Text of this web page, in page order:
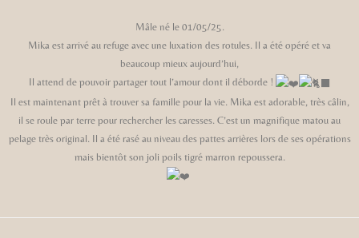
Mâle né le 01/05/25.
Mika est arrivé au refuge avec une luxation des rotules. Il a été opéré et va
beaucoup mieux aujourd’hui,
Il attend de pouvoir partager tout l’amour dont il déborde !
Il est maintenant prêt à trouver sa famille pour la vie. Mika est adorable, très câlin,
il se roule par terre pour rechercher les caresses. C’est un magnifique matou au
pelage très original. Il a été rasé au niveau des pattes arrières lors de ses opérations
mais bientôt son joli poils tigré marron repoussera.